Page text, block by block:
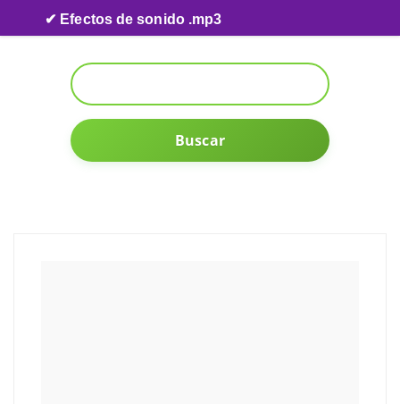
Skip to content
✔ Efectos de sonido .mp3
Buscar